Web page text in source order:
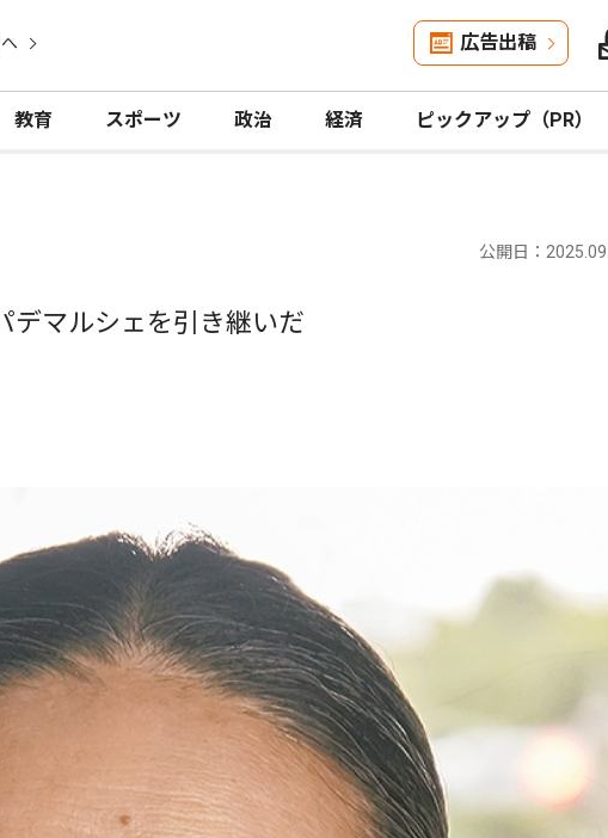
広告出稿
教育 スポーツ 政治 経済 ピックアップ（PR）
公開日：
デマルシェを引き継いだ